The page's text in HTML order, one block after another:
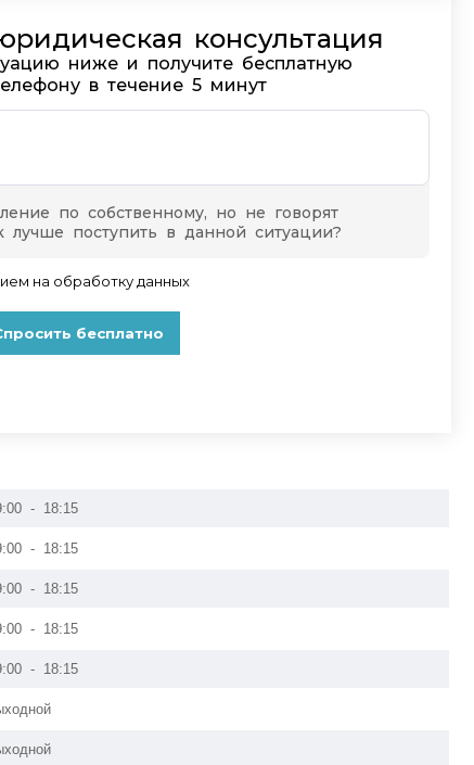
- 18:15
- 18:15
- 18:15
- 18:15
- 18:15